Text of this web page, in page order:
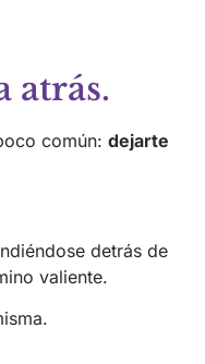
atrás.
común: dejarte
detrás de
valiente.